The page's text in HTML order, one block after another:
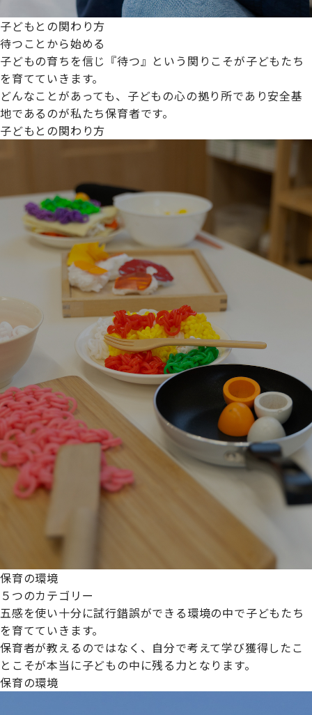
子どもとの関わり方
待つことから始める
子どもの育ちを信じ『待つ』という関りこそが子どもたち
を育てていきます。
どんなことがあっても、子どもの心の拠り所であり安全基
地であるのが私たち保育者です。
子どもとの関わり方
保育の環境
５つのカテゴリー
五感を使い十分に試行錯誤ができる環境の中で子どもたち
を育てていきます。
保育者が教えるのではなく、自分で考えて学び獲得したこ
とこそが本当に子どもの中に残る力となります。
保育の環境